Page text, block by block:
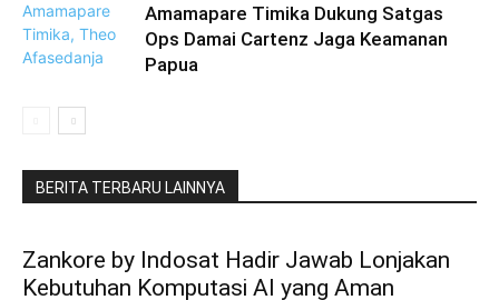
Amamapare Timika Dukung Satgas
Ops Damai Cartenz Jaga Keamanan
Papua
BERITA TERBARU LAINNYA
Zankore by Indosat Hadir Jawab Lonjakan
Kebutuhan Komputasi AI yang Aman